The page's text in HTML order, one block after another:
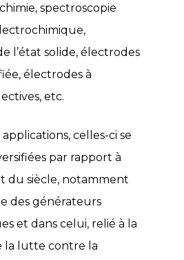
spectroscopie
l’état solide, électrodes
électrodes à
etc.
celles-ci se
par rapport à
du siècle, notamment
des générateurs
et dans celui, relié à la
la lutte contre la